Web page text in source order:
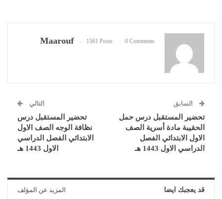
Maarouf 1561 Posts 0 Comments
السابق
تحضير المستقبل درس حمل
الحقيبة مادة أسرية الصف
الاول الابتدائي الفصل
الدراسي الاول 1443 هـ
التالي
تحضير المستقبل درس
نظافة الوجه الصف الاول
الابتدائي الفصل الدراسي
الاول 1443 هـ
قد يعجبك ايضا المزيد عن المؤلف